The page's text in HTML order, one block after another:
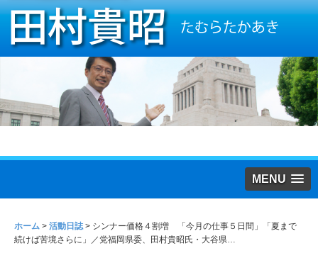
MENU
ホーム > 活動日誌> シンナー価格４割増 「今月の仕事５日間」「夏まで
続けば苦境さらに」／党福岡県委、田村貴昭氏・大谷県…